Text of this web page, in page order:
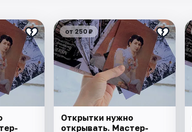
от 250 ₽
Открытки нужно
открывать. Мастер-